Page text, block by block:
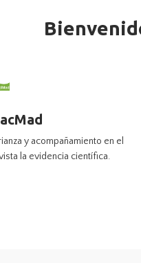
y acompañamiento en el
la evidencia científica.